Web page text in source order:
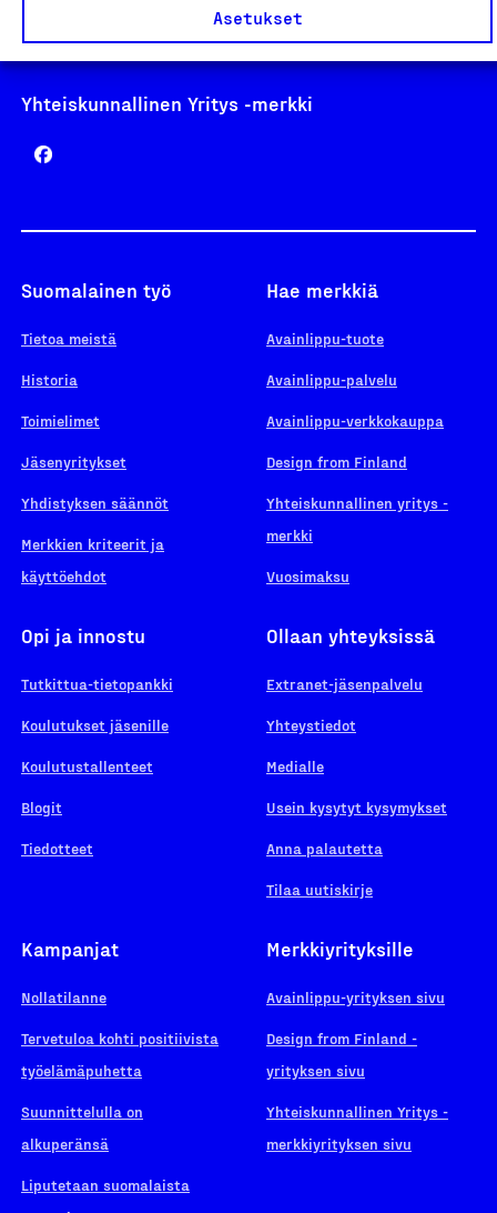
Asetukset
Yhteiskunnallinen Yritys -merkki
Suomalainen työ
Tietoa meistä
Historia
Toimielimet
Jäsenyritykset
Yhdistyksen säännöt
Merkkien kriteerit ja
käyttöehdot
Hae merkkiä
Avainlippu-tuote
Avainlippu-palvelu
Avainlippu-verkkokauppa
Design from Finland
Yhteiskunnallinen yritys -
merkki
Vuosimaksu
Opi ja innostu
Tutkittua-tietopankki
Koulutukset jäsenille
Koulutustallenteet
Blogit
Tiedotteet
Ollaan yhteyksissä
Extranet-jäsenpalvelu
Yhteystiedot
Medialle
Usein kysytyt kysymykset
Anna palautetta
Tilaa uutiskirje
Kampanjat
Nollatilanne
Tervetuloa kohti positiivista
työelämäpuhetta
Suunnittelulla on
alkuperänsä
Liputetaan suomalaista
Merkkiyrityksille
Avainlippu-yrityksen sivu
Design from Finland -
yrityksen sivu
Yhteiskunnallinen Yritys -
merkkiyrityksen sivu